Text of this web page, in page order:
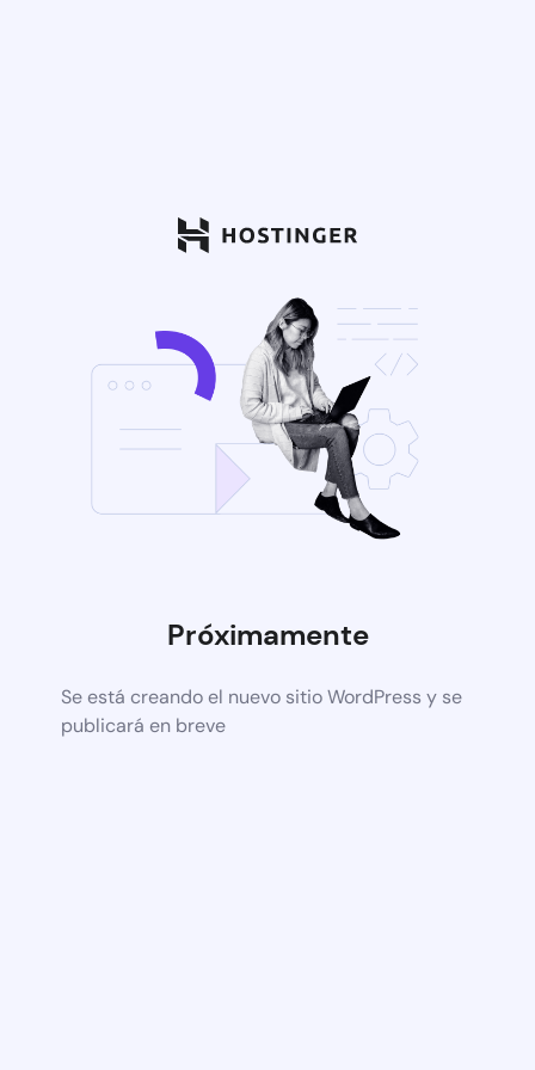
Próximamente
Se está creando el nuevo sitio WordPress y se
publicará en breve